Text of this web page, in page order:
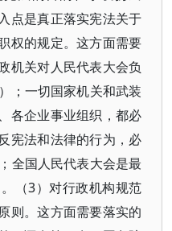
点是真正落实宪法关于
权的规定。这方面需要
机关对人民代表大会负
；一切国家机关和武装
各企业事业组织，都必
宪法和法律的行为，必
全国人民代表大会是最
（3）对行政机构规范
则。这方面需要落实的